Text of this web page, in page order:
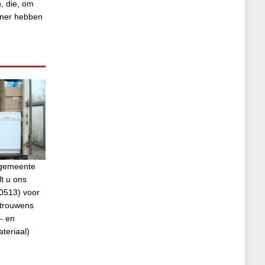
die, om
hebben
u ons
voor
en